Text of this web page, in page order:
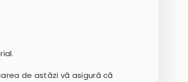
de astăzi vă asigură că